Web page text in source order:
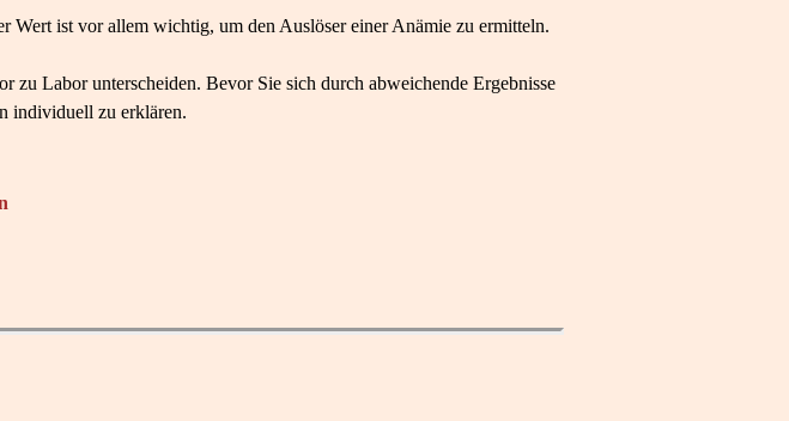
ist vor allem wichtig, um den Auslöser einer Anämie zu ermitteln.
Labor unterscheiden. Bevor Sie sich durch abweichende Ergebnisse
individuell zu erklären.